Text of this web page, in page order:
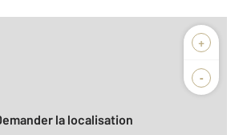
+
-
Biens vendus
Demander la localisation